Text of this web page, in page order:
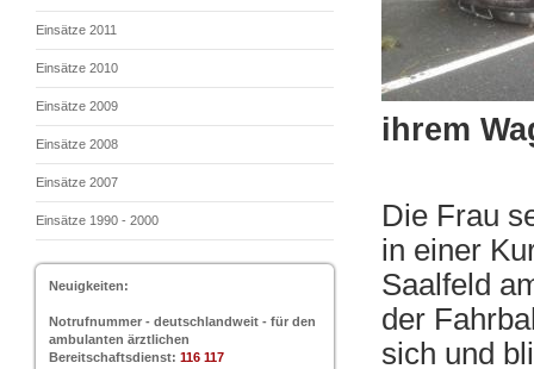
Einsätze 2011
Einsätze 2010
Einsätze 2009
Einsätze 2008
Einsätze 2007
Einsätze 1990 - 2000
Neuigkeiten:
Notrufnummer - deutschlandweit - für den
ambulanten ärztlichen
Bereitschaftsdienst: 116 117
ihrem
Die Frau
in einer
Saalfeld
der
sich und